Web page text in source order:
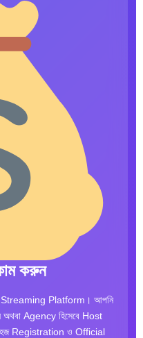
করুন
Streaming Platform। আপনি
অথবা Agency হিসেবে Host
সহজ Registration ও Official